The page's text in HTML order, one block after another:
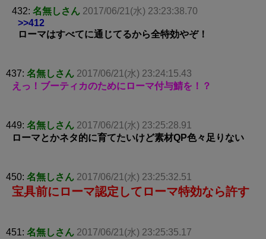
432: 名無しさん 2017/06/21(水) 23:23:38.70
>>412
ローマはすべてに通じてるから全特効やぞ！
437: 名無しさん 2017/06/21(水) 23:24:15.43
えっ！ブーティカのためにローマ付与鯖を！？
449: 名無しさん 2017/06/21(水) 23:25:28.91
ローマとかネタ的に育てたいけど素材QP色々足りない
450: 名無しさん 2017/06/21(水) 23:25:32.51
宝具前にローマ認定してローマ特効なら許す
451: 名無しさん 2017/06/21(水) 23:25:35.17